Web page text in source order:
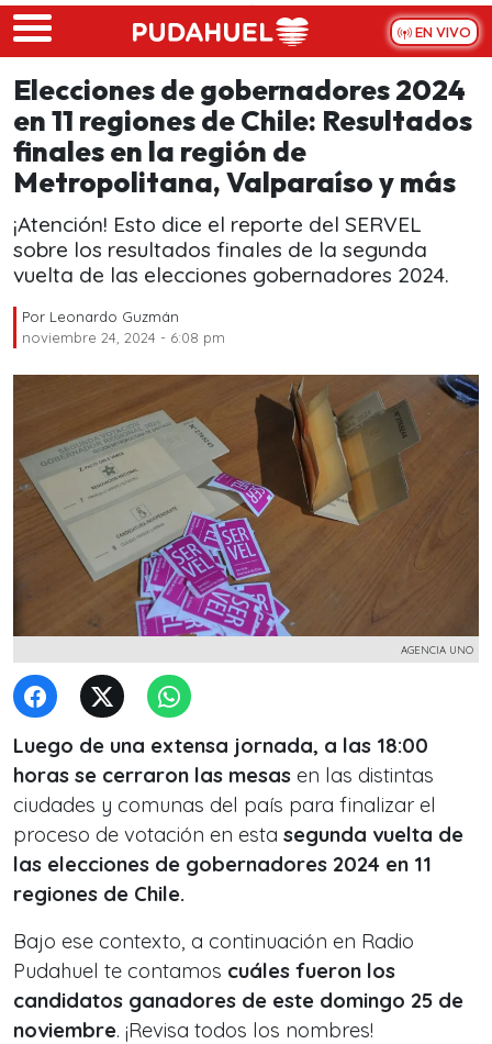
Skip to main content
EN VIVO
Elecciones de gobernadores 2024
en 11 regiones de Chile: Resultados
finales en la región de
Metropolitana, Valparaíso y más
¡Atención! Esto dice el reporte del SERVEL
sobre los resultados finales de la segunda
vuelta de las elecciones gobernadores 2024.
Por Leonardo Guzmán
noviembre 24, 2024 - 6:08 pm
AGENCIA UNO
Luego de una extensa jornada, a las 18:00
horas se cerraron las mesas en las distintas
ciudades y comunas del país para finalizar el
proceso de votación en esta segunda vuelta de
las elecciones de gobernadores 2024 en 11
regiones de Chile.
Bajo ese contexto, a continuación en Radio
Pudahuel te contamos cuáles fueron los
candidatos ganadores de este domingo 25 de
noviembre. ¡Revisa todos los nombres!